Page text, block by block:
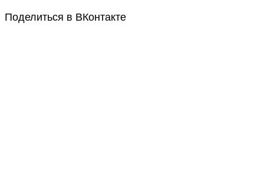
Поделиться в ВКонтакте